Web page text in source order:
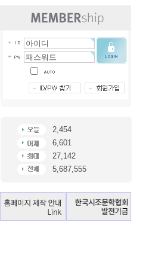
2,454
6,601
27,142
5,687,555